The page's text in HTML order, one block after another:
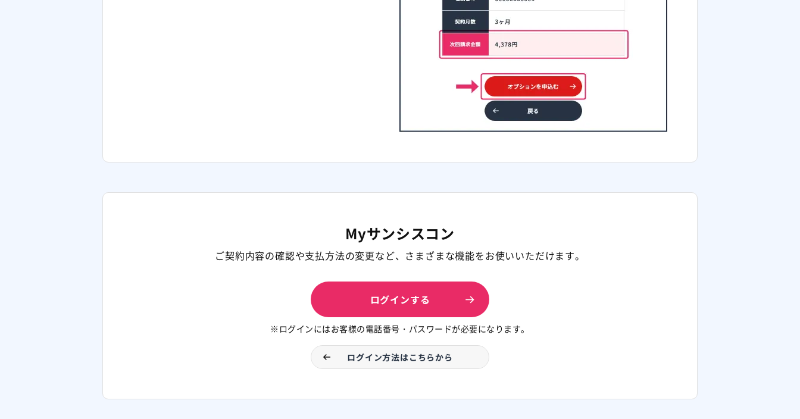
Myサンシスコン
ご契約内容の確認や支払方法の変更など、さまざまな機能をお使いいただけます。
ログインする
※ログインにはお客様の電話番号・パスワードが必要になります。
ログイン方法はこちらから